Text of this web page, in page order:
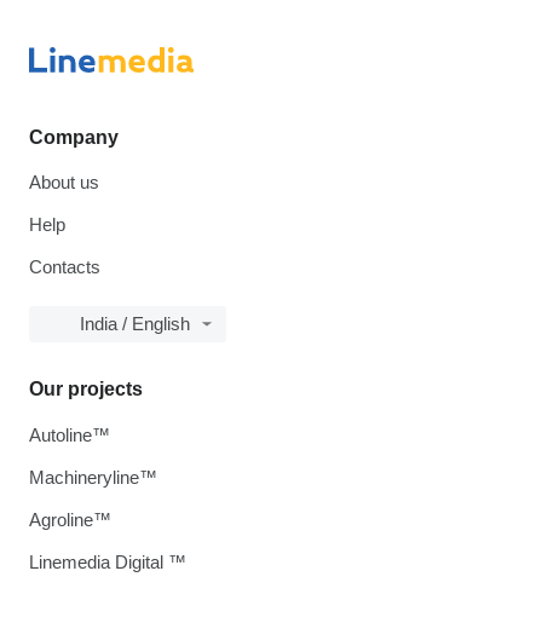
Company
About us
Help
Contacts
India / English
Our projects
Autoline™
Machineryline™
Agroline™
Linemedia Digital ™